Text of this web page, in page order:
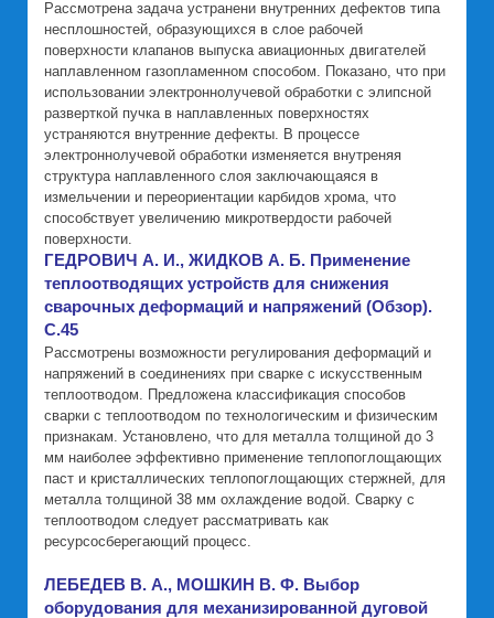
Рассмотрена задача устранени внутренних дефектов типа
несплошностей, образующихся в слое рабочей
поверхности клапанов выпуска авиационных двигателей
наплавленном газопламенном способом. Показано, что при
использовании электроннолучевой обработки с элипсной
разверткой пучка в наплавленных поверхностях
устраняются внутренние дефекты. В процессе
электроннолучевой обработки изменяется внутреняя
структура наплавленного слоя заключающаяся в
измельчении и переориентации карбидов хрома, что
способствует увеличению микротвердости рабочей
поверхности.
ГЕДРОВИЧ А. И., ЖИДКОВ А. Б. Применение
теплоотводящих устройств для снижения
сварочных деформаций и напряжений (Обзор).
C.45
Рассмотрены возможности регулирования деформаций и
напряжений в соединениях при сварке с искусственным
теплоотводом. Предложена классификация способов
сварки с теплоотводом по технологическим и физическим
признакам. Установлено, что для металла толщиной до 3
мм наиболее эффективно применение теплопоглощающих
паст и кристаллических теплопоглощающих стержней, для
металла толщиной 38 мм охлаждение водой. Сварку с
теплоотводом следует рассматривать как
ресурсосберегающий процесс.
ЛЕБЕДЕВ В. А., МОШКИН В. Ф. Выбор
оборудования для механизированной дуговой